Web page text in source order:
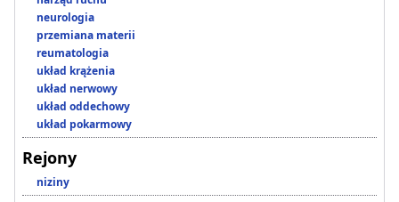
neurologia
przemiana materii
reumatologia
układ krążenia
układ nerwowy
układ oddechowy
układ pokarmowy
Rejony
niziny